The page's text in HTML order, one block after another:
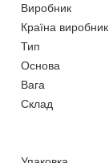
Виробник
Країна виробник
Тип
Основа
Вага
Склад